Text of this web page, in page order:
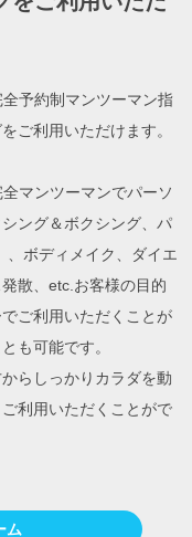
予約制マンツーマン指
ご利用いただけます。
マンツーマンでパーソ
ング＆ボクシング、パ
、ボディメイク、ダイエ
散、etc.お客様の目的
ご利用いただくことが
も可能です。
らしっかりカラダを動
利用いただくことがで
ム